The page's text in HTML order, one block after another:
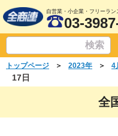
自営業・小企業・フリーラン
03-
トップページ ＞ 2023年 ＞ 4
17日
全